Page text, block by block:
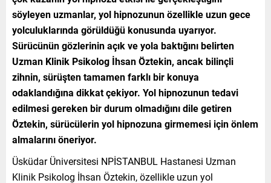
söyleyen uzmanlar, yol hipnozunun özellikle uzun gece
yolculuklarında görüldüğü konusunda uyarıyor.
Sürücünün gözlerinin açık ve yola baktığını belirten
Uzman Klinik Psikolog İhsan Öztekin, ancak bilinçli
zihnin, sürüşten tamamen farklı bir konuya
odaklandığına dikkat çekiyor. Yol hipnozunun tedavi
edilmesi gereken bir durum olmadığını dile getiren
Öztekin, sürücülerin yol hipnozuna girmemesi için önlem
almalarını öneriyor.
Üsküdar Üniversitesi NPİSTANBUL Hastanesi Uzman
Klinik Psikolog İhsan Öztekin, özellikle uzun yol